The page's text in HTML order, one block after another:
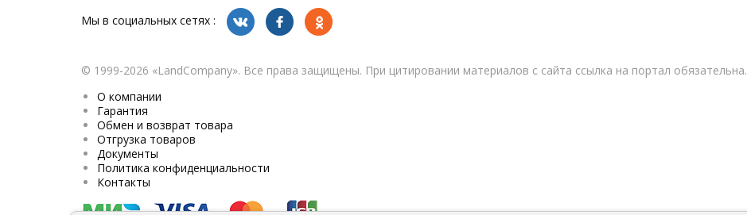
Мы в социальных сетях :
© 1999-2026 «LandСompany». Все права защищены. При цитировании материалов с сайта ссылка на портал обязательна.
О компании
Гарантия
Обмен и возврат товара
Отгрузка товаров
Документы
Политика конфиденциальности
Контакты